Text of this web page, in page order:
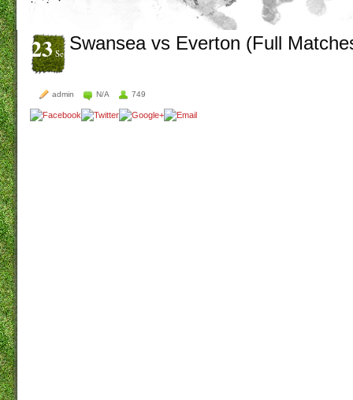
23Set Swansea vs Everton (Full
admin N/A 749